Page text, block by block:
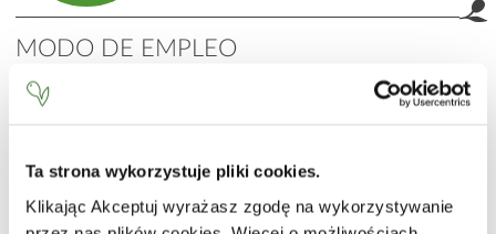
Ta strona wykorzystuje pliki cookies.
Klikając Akceptuj wyrażasz zgodę na wykorzystywanie
MODO DE EMPLEO
Impregnar un disco de algodón y pasarlo por el rostro y la
zona del cuello. Sin necesidad de aclarar. Se recomienda
INCI